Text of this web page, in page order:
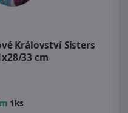
Království Sisters
33 cm
1ks